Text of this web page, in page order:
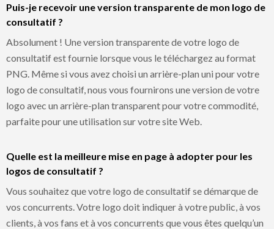
Puis-je recevoir une version transparente de mon logo de
consultatif ?
Absolument ! Une version transparente de votre logo de
consultatif est fournie lorsque vous le téléchargez au format
PNG. Même si vous avez choisi un arrière-plan uni pour votre
logo de consultatif, nous vous fournirons une version de votre
logo avec un arrière-plan transparent pour votre commodité,
parfaite pour une utilisation sur votre site Web.
Quelle est la meilleure mise en page à adopter pour les
logos de consultatif ?
Vous souhaitez que votre logo de consultatif se démarque de
vos concurrents. Votre logo doit indiquer à votre public, à vos
clients, à vos fans et à vos concurrents que vous êtes quelqu’un